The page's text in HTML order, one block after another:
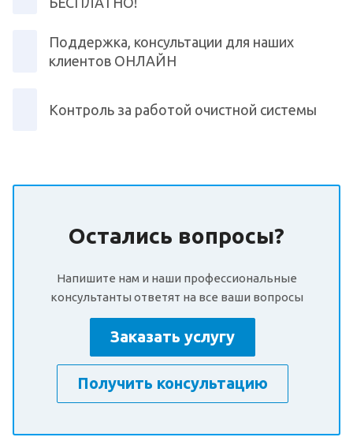
Поддержка, консультации для наших
клиентов ОНЛАЙН
Контроль за работой очистной системы
Остались вопросы?
Напишите нам и наши профессиональные
консультанты ответят на все ваши вопросы
Заказать услугу
Получить консультацию